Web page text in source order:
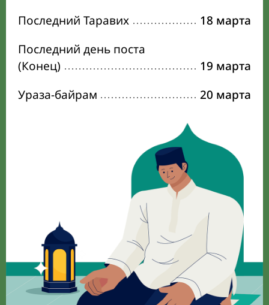
Последний Таравих
18 марта
Последний день поста
(Конец)
19 марта
Ураза-байрам
20 марта